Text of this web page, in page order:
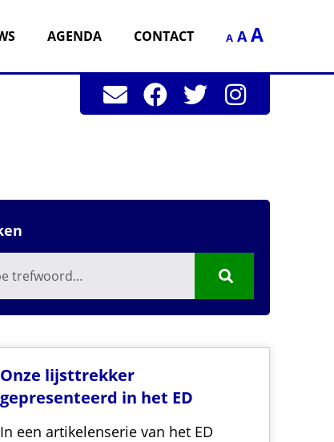
AGENDA CONTACT A A A
Onze lijsttrekker
gepresenteerd in het ED
In een artikelenserie van het ED